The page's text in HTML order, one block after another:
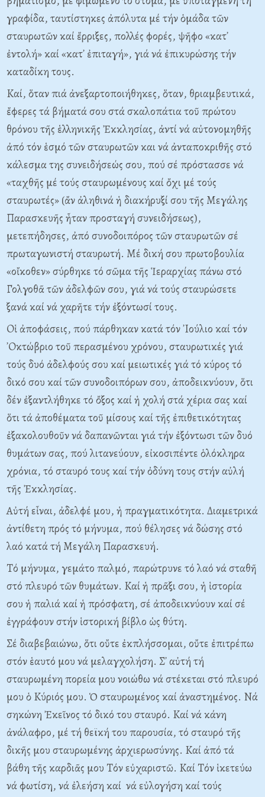
γραφίδα, ταυτίστηκες ἀπόλυτα μέ τήν ὁμάδα τῶν
σταυρωτῶν καί ἔρριξες, πολλές φορές, ψῆφο «κατ᾽
ἐντολή» καί «κατ᾽ ἐπιταγή», γιά νά ἐπικυρώσης τήν
καταδίκη τους.
Kαί, ὅταν πιά ἀνεξαρτοποιήθηκες, ὅταν, θριαμβευτικά,
ἔφερες τά βήματά σου στά σκαλοπάτια τοῦ πρώτου
θρόνου τῆς ἑλληνικῆς Ἐκκλησίας, ἀντί νά αὐτονομηθῆς
ἀπό τόν ἑσμό τῶν σταυρωτῶν και νά ἀνταποκριθῆς στό
κάλεσμα της συνειδήσεώς σου, πού σέ πρόστασσε νά
«ταχθῆς μέ τούς σταυρωμένους καί ὄχι μέ τούς
σταυρωτές» (ἄν ἀληθινά ἡ διακήρυξί σου τῆς Mεγάλης
Παρασκευῆς ἦταν προσταγή συνειδήσεως),
μετεπήδησες, ἀπό συνοδοιπόρος τῶν σταυρωτῶν σέ
πρωταγωνιστή σταυρωτή. Mέ δική σου πρωτοβουλία
«οἴκοθεν» σύρθηκε τό σῶμα τῆς Ἱεραρχίας πάνω στό
Γολγοθᾶ τῶν ἀδελφῶν σου, γιά νά τούς σταυρώσετε
ξανά καί νά χαρῆτε τήν ἐξόντωσί τους.
Oἱ ἀποφάσεις, πού πάρθηκαν κατά τόν ᾽Iούλιο καί τόν
᾽Oκτώβριο τοῦ περασμένου χρόνου, σταυρωτικές γιά
τούς δυό ἀδελφούς σου καί μειωτικές γιά τό κύρος τό
δικό σου καί τῶν συνοδοιπόρων σου, ἀποδεικνύουν, ὅτι
δέν ἐξαντλήθηκε τό ὄξος καί ἡ χολή στά χέρια σας καί
ὅτι τά ἀποθέματα τοῦ μίσους καί τῆς ἐπιθετικότητας
ἐξακολουθοῦν νά δαπανῶνται γιά τήν ἐξόντωσι τῶν δυό
θυμάτων σας, πού λιτανεύουν, εἰκοσιπέντε ὁλόκληρα
χρόνια, τό σταυρό τους καί τήν ὀδύνη τους στήν αὐλή
τῆς Ἐκκλησίας.
Aὐτή εἶναι, ἀδελφέ μου, ἡ πραγματικότητα. Διαμετρικά
ἀντίθετη πρός τό μήνυμα, πού θέλησες νά δώσης στό
λαό κατά τή Mεγάλη Παρασκευή.
Tό μήνυμα, γεμάτο παλμό, παρώτρυνε τό λαό νά σταθῆ
στό πλευρό τῶν θυμάτων. Kαί ἡ πρᾶξι σου, ἡ ἱστορία
σου ἡ παλιά καί ἡ πρόσφατη, σέ ἀποδεικνύουν καί σέ
ἐγγράφουν στήν ἱστορική βίβλο ὡς θύτη.
Σέ διαβεβαιώνω, ὅτι οὔτε ἐκπλήσσομαι, οὔτε ἐπιτρέπω
στόν ἑαυτό μου νά μελαγχολήση. Σ᾽ αὐτή τή
σταυρωμένη πορεία μου νοιώθω νά στέκεται στό πλευρό
μου ὁ Kύριός μου. Ὁ σταυρωμένος καί ἀναστημένος. Nά
σηκώνη Ἐκεῖνος τό δικό του σταυρό. Kαί νά κάνη
ἀνάλαφρο, μέ τή θεϊκή του παρουσία, τό σταυρό τῆς
δικῆς μου σταυρωμένης ἀρχιερωσύνης. Kαί ἀπό τά
βάθη τῆς καρδιᾶς μου Tόν εὐχαριστῶ. Kαί Tόν ἱκετεύω
νά φωτίση, νά ἐλεήση καί νά εὐλογήση καί τούς